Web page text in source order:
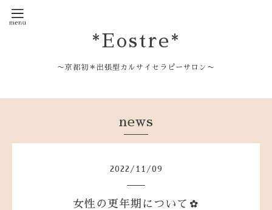
*Eostre*
〜京都初＊出張型カルサイセラピーサロン〜
news
2022 / 11 /09
女性の更年期について✿